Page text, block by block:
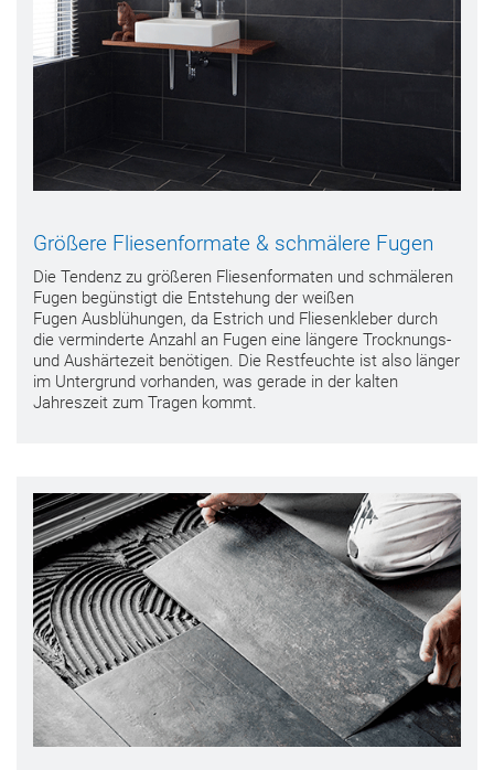
Größere Fliesenformate & schmälere Fugen
Die Tendenz zu größeren Fliesenformaten und schmäleren
Fugen begünstigt die Entstehung der weißen
Fugen Ausblühungen, da Estrich und Fliesenkleber durch
die verminderte Anzahl an Fugen eine längere Trocknungs-
und Aushärtezeit benötigen. Die Restfeuchte ist also länger
im Untergrund vorhanden, was gerade in der kalten
Jahreszeit zum Tragen kommt.